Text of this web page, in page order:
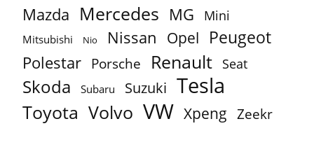
Mazda Mercedes MG Mini
Mitsubishi Nio Nissan Opel Peugeot
Polestar Porsche Renault Seat
Skoda Subaru Suzuki Tesla
Toyota Volvo VW Xpeng Zeekr